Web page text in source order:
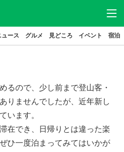
駐車場
宿泊
ブログ
ュース グルメ 見どころ イベント 宿泊
るので、少し前まで登山客・
りませんでしたが、近年新し
います。
在でき、日帰りとは違った楽
ひ一度泊まってみてはいかが